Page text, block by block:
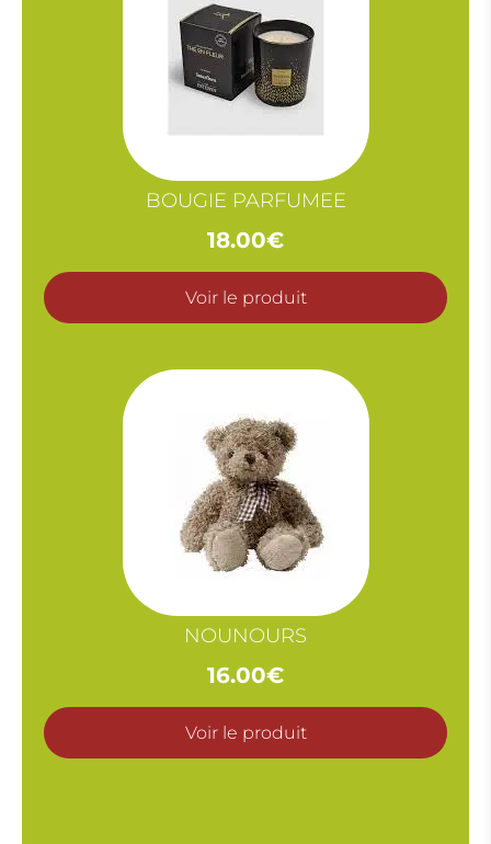
BOUGIE PARFUMEE
18.00€
Voir le produit
NOUNOURS
16.00€
Voir le produit